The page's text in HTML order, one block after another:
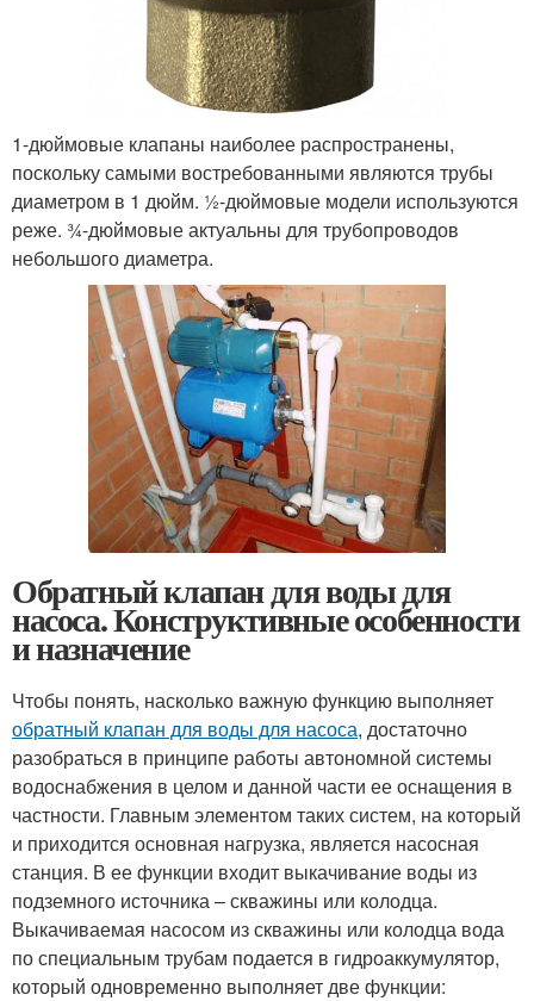
1-дюймовые клапаны наиболее распространены,
поскольку самыми востребованными являются трубы
диаметром в 1 дюйм. ½-дюймовые модели используются
реже. ¾-дюймовые актуальны для трубопроводов
небольшого диаметра.
Обратный клапан для воды для
насоса. Конструктивные особенности
и назначение
Чтобы понять, насколько важную функцию выполняет
обратный клапан для воды для насоса, достаточно
разобраться в принципе работы автономной системы
водоснабжения в целом и данной части ее оснащения в
частности. Главным элементом таких систем, на который
и приходится основная нагрузка, является насосная
станция. В ее функции входит выкачивание воды из
подземного источника – скважины или колодца.
Выкачиваемая насосом из скважины или колодца вода
по специальным трубам подается в гидроаккумулятор,
который одновременно выполняет две функции: